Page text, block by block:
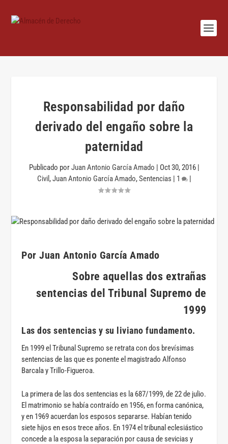
Responsabilidad por daño
derivado del engaño sobre la
paternidad
Publicado porJuan Antonio García Amado | Oct 30, 2016|
Civil ,Juan Antonio García Amado,Sentencias | 1 |
Por Juan Antonio García Amado
Sobre aquellas dos extrañas
sentencias del Tribunal Supremo de
1999
Las dos sentencias y su liviano fundamento.
En 1999 el Tribunal Supremo se retrata con dos brevísimas
sentencias de las que es ponente el magistrado Alfonso
Barcala y Trillo-Figueroa.
La primera de las dos sentencias es la 687/1999, de 22 de julio.
El matrimonio se había contraído en 1956, en forma canónica,
y en 1969 acuerdan los esposos separarse. Habían tenido
siete hijos en esos trece años. En 1974 el tribunal eclesiástico
concede a la esposa la separación por causa de sevicias y